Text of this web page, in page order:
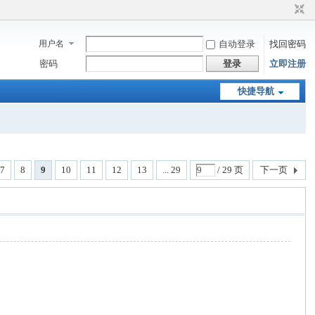
用户名 自动登录
找回密码
密码
登录 立即注册
快捷导航
7 8 9 10 11 12 13 ... 29 / 29 页 下一页